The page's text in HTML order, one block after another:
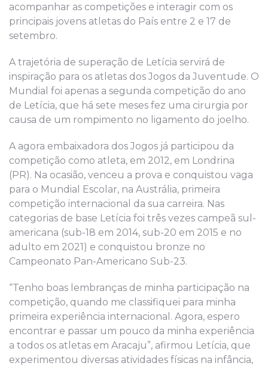
acompanhar as competições e interagir com os
principais jovens atletas do País entre 2 e 17 de
setembro.
A trajetória de superação de Letícia servirá de
inspiração para os atletas dos Jogos da Juventude. O
Mundial foi apenas a segunda competição do ano
de Letícia, que há sete meses fez uma cirurgia por
causa de um rompimento no ligamento do joelho.
A agora embaixadora dos Jogos já participou da
competição como atleta, em 2012, em Londrina
(PR). Na ocasião, venceu a prova e conquistou vaga
para o Mundial Escolar, na Austrália, primeira
competição internacional da sua carreira. Nas
categorias de base Letícia foi três vezes campeã sul-
americana (sub-18 em 2014, sub-20 em 2015 e no
adulto em 2021) e conquistou bronze no
Campeonato Pan-Americano Sub-23.
“Tenho boas lembranças de minha participação na
competição, quando me classifiquei para minha
primeira experiência internacional. Agora, espero
encontrar e passar um pouco da minha experiência
a todos os atletas em Aracaju”, afirmou Letícia, que
experimentou diversas atividades físicas na infância,